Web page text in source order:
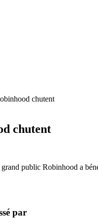
chutent
chutent
public Robinhood a
par